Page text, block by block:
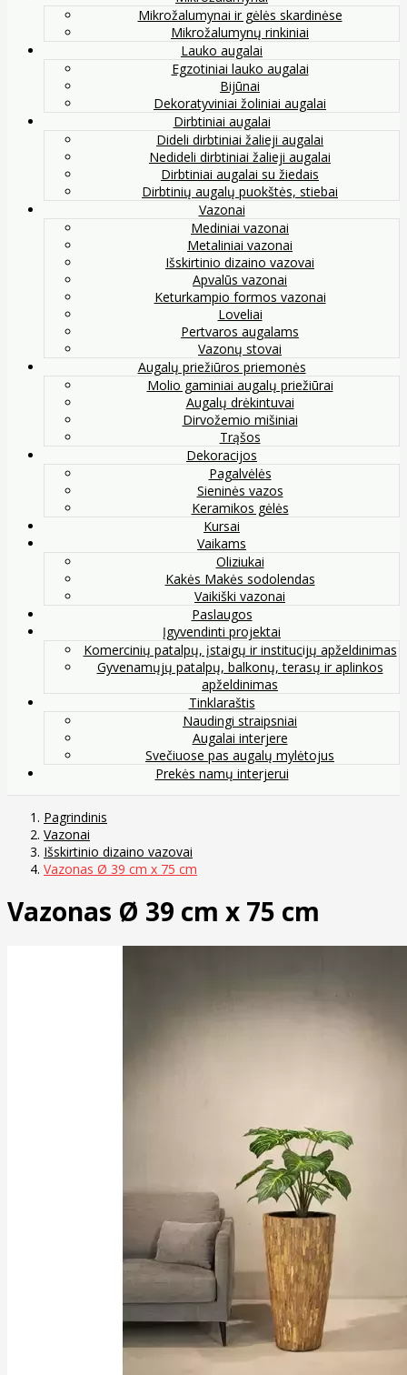
Mikrožalumynai ir gėlės skardinėse
Mikrožalumynų rinkiniai
Lauko augalai
Egzotiniai lauko augalai
Bijūnai
Dekoratyviniai žoliniai augalai
Dirbtiniai augalai
Dideli dirbtiniai žalieji augalai
Nedideli dirbtiniai žalieji augalai
Dirbtiniai augalai su žiedais
Dirbtinių augalų puokštės, stiebai
Vazonai
Mediniai vazonai
Metaliniai vazonai
Išskirtinio dizaino vazovai
Apvalūs vazonai
Keturkampio formos vazonai
Loveliai
Pertvaros augalams
Vazonų stovai
Augalų priežiūros priemonės
Molio gaminiai augalų priežiūrai
Augalų drėkintuvai
Dirvožemio mišiniai
Trąšos
Dekoracijos
Pagalvėlės
Sieninės vazos
Keramikos gėlės
Kursai
Vaikams
Oliziukai
Kakės Makės sodolendas
Vaikiški vazonai
Paslaugos
Įgyvendinti projektai
Komercinių patalpų, įstaigų ir institucijų apželdinimas
Gyvenamųjų patalpų, balkonų, terasų ir aplinkos
apželdinimas
Tinklaraštis
Naudingi straipsniai
Augalai interjere
Svečiuose pas augalų mylėtojus
Prekės namų interjerui
Pagrindinis
Vazonai
Išskirtinio dizaino vazovai
Vazonas Ø 39 cm x 75 cm
Vazonas Ø 39 cm x 75 cm